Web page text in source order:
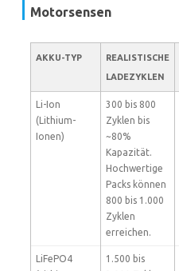
Motorsensen
AKKU-TYP
REALISTISCHE
LADEZYKLEN
Li-Ion
(Lithium-
Ionen)
300 bis 800
Zyklen bis
~80%
Kapazität.
Hochwertige
Packs können
800 bis 1.000
Zyklen
erreichen.
LiFePO4
1.500 bis